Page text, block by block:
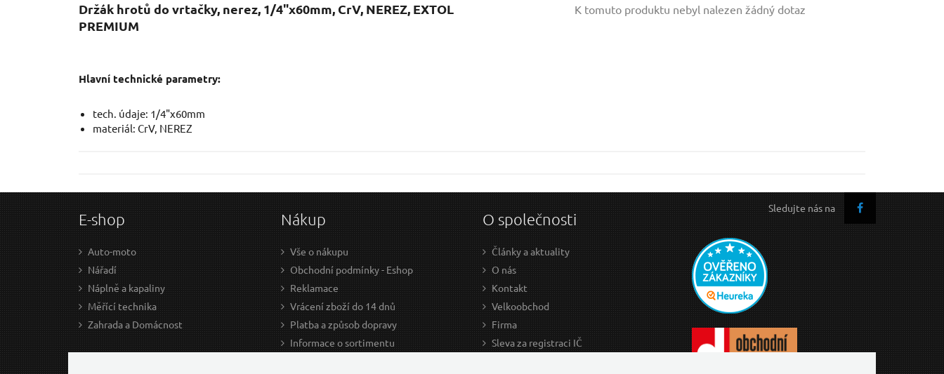
Držák hrotů do vrtačky, nerez, 1/4"x60mm, CrV, NEREZ, EXTOL
PREMIUM
Hlavní technické parametry:
tech. údaje: 1/4"x60mm
materiál: CrV, NEREZ
K tomuto produktu nebyl nalezen žádný dotaz
Sledujte nás na
E-shop
Auto-moto
Nářadí
Náplně a kapaliny
Měřící technika
Zahrada a Domácnost
Nákup
Vše o nákupu
Obchodní podmínky - Eshop
Reklamace
Vrácení zboží do 14 dnů
Platba a způsob dopravy
Informace o sortimentu
O společnosti
Články a aktuality
O nás
Kontakt
Velkoobchod
Firma
Sleva za registraci IČ